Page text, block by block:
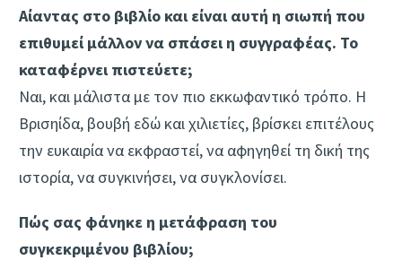
Αίαντας στο βιβλίο και είναι αυτή η σιωπή που
επιθυμεί μάλλον να σπάσει η συγγραφέας. Το
καταφέρνει πιστεύετε;
Ναι, και μάλιστα με τον πιο εκκωφαντικό τρόπο. Η
Βρισηίδα, βουβή εδώ και χιλιετίες, βρίσκει επιτέλους
την ευκαιρία να εκφραστεί, να αφηγηθεί τη δική της
ιστορία, να συγκινήσει, να συγκλονίσει.
Πώς σας φάνηκε η μετάφραση του
συγκεκριμένου βιβλίου;